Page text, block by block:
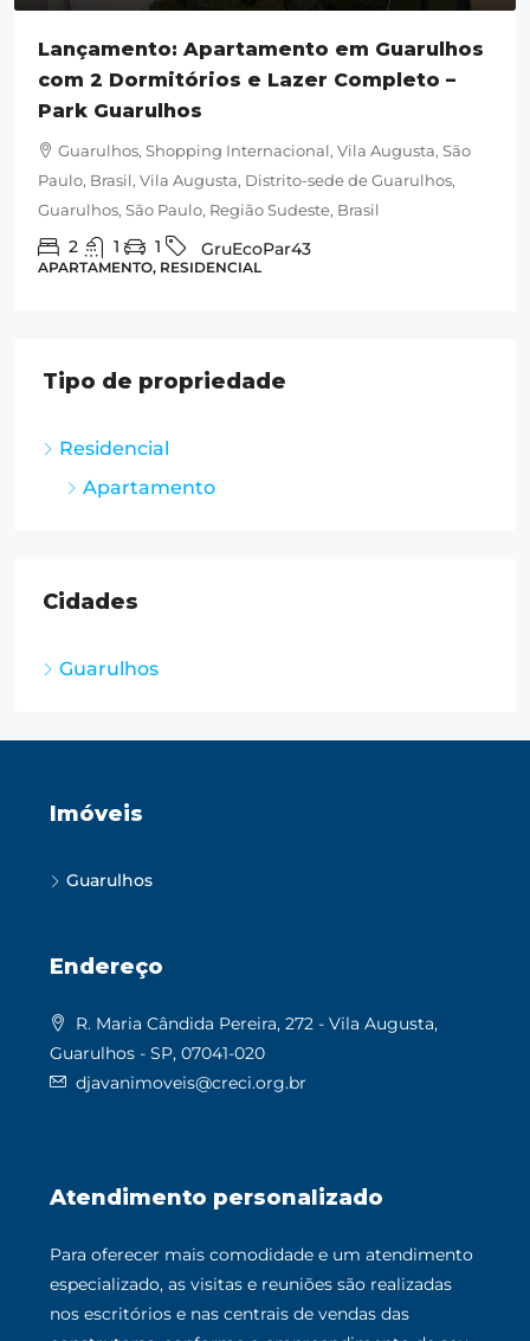
Lançamento: Apartamento em Guarulhos
com 2 Dormitórios e Lazer Completo –
Park Guarulhos
Guarulhos, Shopping Internacional, Vila Augusta, São
Paulo, Brasil, Vila Augusta, Distrito-sede de Guarulhos,
Guarulhos, São Paulo, Região Sudeste, Brasil
2 1 1 GruEcoPar43
APARTAMENTO, RESIDENCIAL
Tipo de propriedade
Residencial
Apartamento
Cidades
Guarulhos
Imóveis
Guarulhos
Endereço
R. Maria Cândida Pereira, 272 - Vila Augusta,
Guarulhos - SP, 07041-020
djavanimoveis@creci.org.br
Atendimento personalizado
Para oferecer mais comodidade e um atendimento
especializado, as visitas e reuniões são realizadas
nos escritórios e nas centrais de vendas das